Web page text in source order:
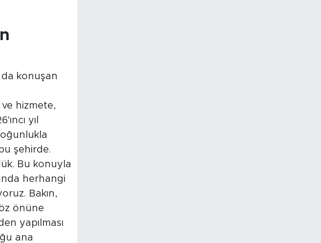
da konuşan
ve hizmete,
yıl
şehirde.
Bu konuyla
herhangi
Bakın,
önüne
yapılması
ana